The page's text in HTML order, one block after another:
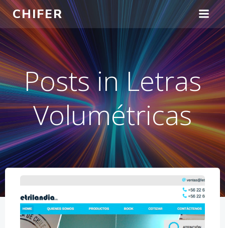
Saltar
contenido
CHIFER
Posts in Letras
Volumétricas